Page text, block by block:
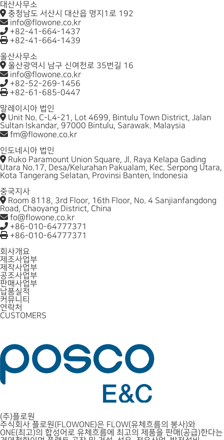
대산사무소
충청남도 서산시 대산읍 명지1로 192
info@flowone.co.kr
+82-41-664-1437
+82-41-664-1439
울산사무소
울산광역시 남구 신여천로 35번길 16
info@flowone.co.kr
+82-52-269-1456
+82-61-685-0447
말레이시아 법인
Unit No. C-L4-21, Lot 4699, Bintulu Town District, Jalan
Sultan Iskandar, 97000 Bintulu, Sarawak. Malaysia
fm@flowone.co.kr
인도네시아 법인
Ruko Paramount Union Square, Jl. Raya Kelapa Gading
Utara No.17, Desa/Kelurahan Pakualam, Kec. Serpong Utara,
Kota Tangerang Selatan, Provinsi Banten, Indonesia
중국지사
Room 8118, 3rd Floor, 16th Floor, No. 4 Sanjianfangdong
Road, Chaoyang District, China
fo@flowone.co.kr
+86-010-64777371
+86-010-64777371
회사개요
제조사업부
제작사업부
공조사업부
판매사업부
납품실적
커뮤니티
연락처
CUSTOMERS
(주)플로원
주식회사 플로원(FLOWONE)은 FLOW(유체흐름의 봉사)와
ONE(최고)의 합성어로 유체흐름에 최고의 제품을 판매(공급)한다는